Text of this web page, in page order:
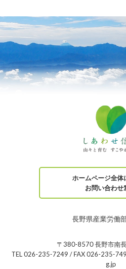
ホームページ全体
お問い合わせ
長野県産業労働
〒380-8570 長野市南
TEL 026-235-7249 / FAX 026-235-
g.jp